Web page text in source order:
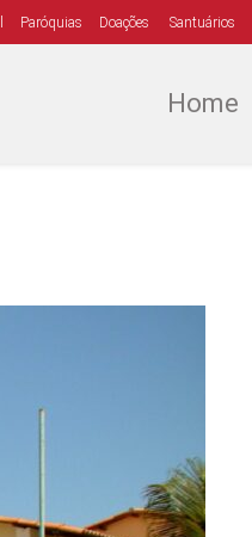
Paróquias Doações Santuários
Home